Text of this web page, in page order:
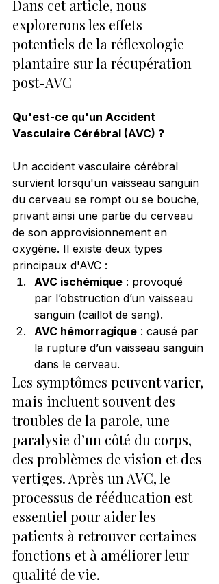
Dans cet article, nous
explorerons les effets
potentiels de la réflexologie
plantaire sur la récupération
post-AVC
Qu'est-ce qu'un Accident
Vasculaire Cérébral (AVC) ?
Un accident vasculaire cérébral
survient lorsqu'un vaisseau sanguin
du cerveau se rompt ou se bouche,
privant ainsi une partie du cerveau
de son approvisionnement en
oxygène. Il existe deux types
principaux d'AVC :
AVC ischémique : provoqué
par l’obstruction d’un vaisseau
sanguin (caillot de sang).
AVC hémorragique : causé par
la rupture d’un vaisseau sanguin
dans le cerveau.
Les symptômes peuvent varier,
mais incluent souvent des
troubles de la parole, une
paralysie d’un côté du corps,
des problèmes de vision et des
vertiges. Après un AVC, le
processus de rééducation est
essentiel pour aider les
patients à retrouver certaines
fonctions et à améliorer leur
qualité de vie.